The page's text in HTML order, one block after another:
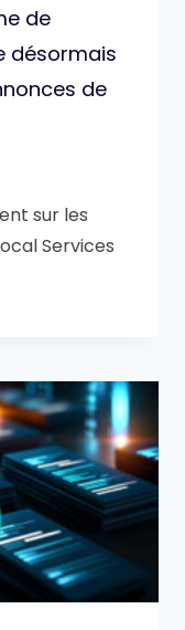
de
désormais
de
sur les
Services